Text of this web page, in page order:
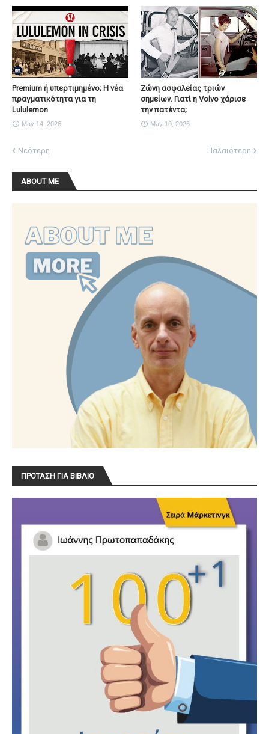
Premium ή υπερτιμημένο; Η νέα
πραγματικότητα για τη
Lululemon
May 14, 2026
Ζώνη ασφαλείας τριών
σημείων. Γιατί η Volvo χάρισε
την πατέντα;
May 10, 2026
Νεότερη Παλαιότερη
ABOUT ME
ΠΡΟΤΑΣΗ ΓΙΑ ΒΙΒΛΙΟ